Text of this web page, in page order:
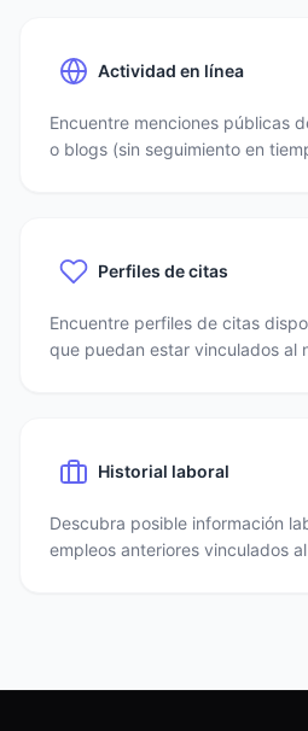
Actividad en línea
Encuentre menciones públicas
o blogs (sin seguimiento en
Perfiles de citas
Encuentre perfiles de citas
que puedan estar vinculados al
Historial laboral
Descubra posible información
empleos anteriores vinculados